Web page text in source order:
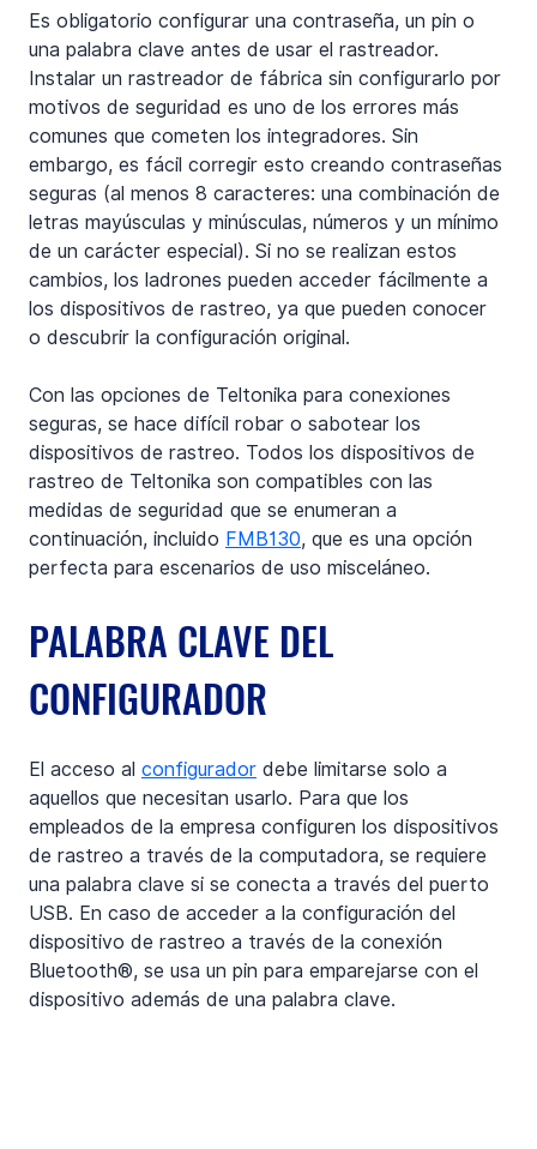
Es obligatorio configurar una contraseña, un pin o
una palabra clave antes de usar el rastreador.
Instalar un rastreador de fábrica sin configurarlo por
motivos de seguridad es uno de los errores más
comunes que cometen los integradores. Sin
embargo, es fácil corregir esto creando contraseñas
seguras (al menos 8 caracteres: una combinación de
letras mayúsculas y minúsculas, números y un mínimo
de un carácter especial). Si no se realizan estos
cambios, los ladrones pueden acceder fácilmente a
los dispositivos de rastreo, ya que pueden conocer
o descubrir la configuración original.
Con las opciones de Teltonika para conexiones
seguras, se hace difícil robar o sabotear los
dispositivos de rastreo. Todos los dispositivos de
rastreo de Teltonika son compatibles con las
medidas de seguridad que se enumeran a
continuación, incluido FMB130, que es una opción
perfecta para escenarios de uso misceláneo.
PALABRA CLAVE DEL
CONFIGURADOR
El acceso al configurador debe limitarse solo a
aquellos que necesitan usarlo. Para que los
empleados de la empresa configuren los dispositivos
de rastreo a través de la computadora, se requiere
una palabra clave si se conecta a través del puerto
USB. En caso de acceder a la configuración del
dispositivo de rastreo a través de la conexión
Bluetooth®, se usa un pin para emparejarse con el
dispositivo además de una palabra clave.